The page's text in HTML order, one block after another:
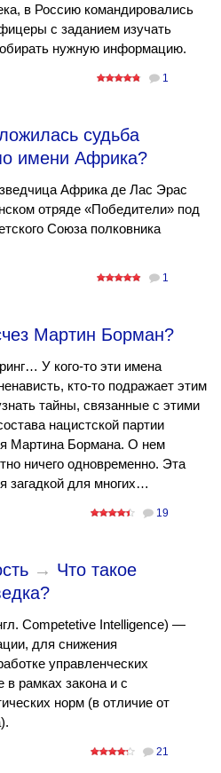
в Россию командировались
с заданием изучать
нужную информацию.
1
судьба
имени Африка?
Африка де Лас Эрас
отряде «Победители» под
Союза полковника
1
Мартин Борман?
У кого-то эти имена
кто-то подражает этим
тайны, связанные с этими
нацистской партии
Мартина Бормана. О нем
ничего одновременно. Эта
загадкой для многих…
19
→ Что такое
Competetive Intelligence) —
для снижения
управленческих
рамках закона и с
норм (в отличие от
21